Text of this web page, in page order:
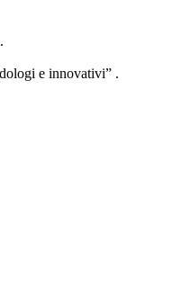
e innovativi” .